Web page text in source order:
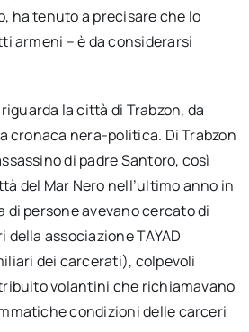
ha tenuto a precisare che lo
armeni – è da considerarsi
la città di Trabzon, da
cronaca nera-politica. Di Trabzon
di padre Santoro, così
del Mar Nero nell’ultimo anno in
di persone avevano cercato di
associazione TAYAD
dei carcerati), colpevoli
volantini che richiamavano
condizioni delle carceri